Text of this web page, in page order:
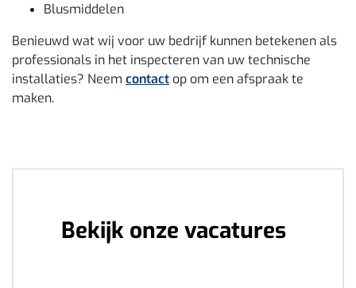
Blusmiddelen
Benieuwd wat wij voor uw bedrijf kunnen betekenen als
professionals in het inspecteren van uw technische
installaties? Neem contact op om een afspraak te
maken.
Bekijk onze vacatures